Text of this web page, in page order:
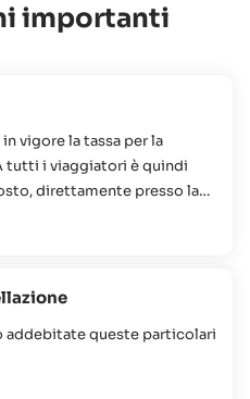
importanti
vigore la tassa per la
tutti i viaggiatori è quindi
direttamente presso la
che oscilla tra le 75 e le
a notte. Questo
Per ulteriori informazioni
per persone a
informazioni o richieste non
addebitate queste particolari